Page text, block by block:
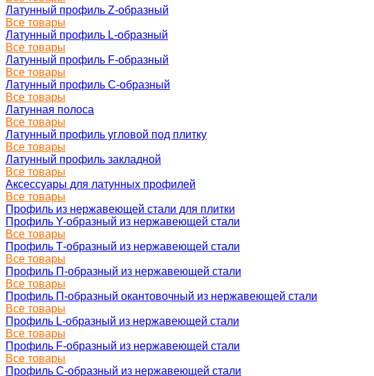
Латунный профиль Z-образный
Все товары
Латунный профиль L-образный
Все товары
Латунный профиль F-образный
Все товары
Латунный профиль C-образный
Все товары
Латунная полоса
Все товары
Латунный профиль угловой под плитку
Все товары
Латунный профиль закладной
Все товары
Аксессуары для латунных профилей
Все товары
Профиль из нержавеющей стали для плитки
Профиль Y-образный из нержавеющей стали
Все товары
Профиль Т-образный из нержавеющей стали
Все товары
Профиль П-образный из нержавеющей стали
Все товары
Профиль П-образный окантовочный из нержавеющей стали
Все товары
Профиль L-образный из нержавеющей стали
Все товары
Профиль F-образный из нержавеющей стали
Все товары
Профиль C-образный из нержавеющей стали